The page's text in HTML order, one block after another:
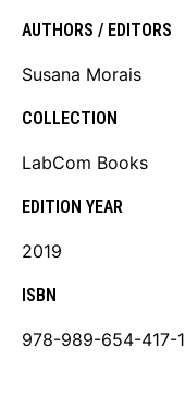
AUTHORS / EDITORS
Susana Morais
COLLECTION
LabCom Books
EDITION YEAR
2019
ISBN
978-989-654-417-1